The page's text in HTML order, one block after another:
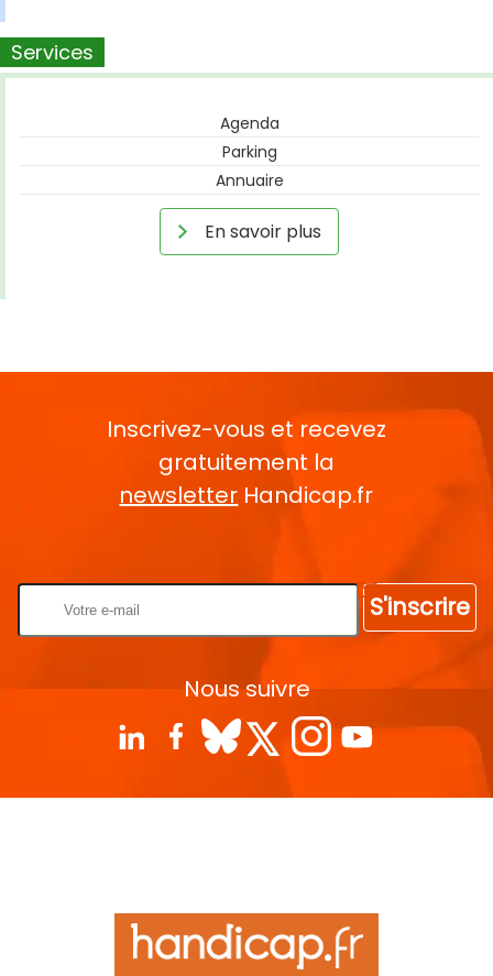
Services
Agenda
Parking
Annuaire
En savoir plus
Inscrivez-vous et recevez
gratuitement la
newsletter Handicap.fr
S'inscrire
Nous suivre